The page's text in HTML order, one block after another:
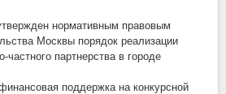
нормативным правовым
Москвы порядок реализации
частного партнерства в городе
поддержка на конкурсной